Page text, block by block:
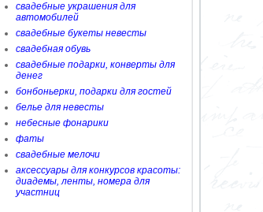
свадебные украшения для
автомобилей
свадебные букеты невесты
свадебная обувь
свадебные подарки, конверты для
денег
бонбоньерки, подарки для гостей
белье для невесты
небесные фонарики
фаты
свадебные мелочи
аксессуары для конкурсов красоты:
диадемы, ленты, номера для
участниц